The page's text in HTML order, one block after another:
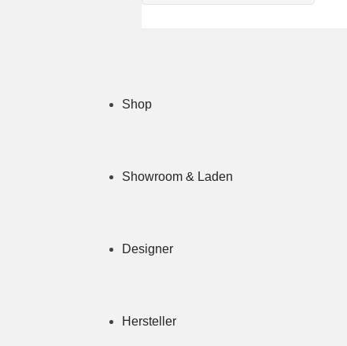
Shop
Showroom & Laden
Designer
Hersteller